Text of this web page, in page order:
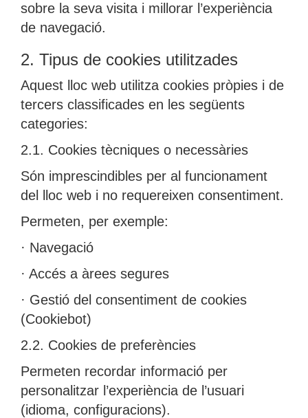
sobre la seva visita i millorar l’experiència
de navegació.
2. Tipus de cookies utilitzades
Aquest lloc web utilitza cookies pròpies i de
tercers classificades en les següents
categories:
2.1. Cookies tècniques o necessàries
Són imprescindibles per al funcionament
del lloc web i no requereixen consentiment.
Permeten, per exemple:
· Navegació
· Accés a àrees segures
· Gestió del consentiment de cookies
(Cookiebot)
2.2. Cookies de preferències
Permeten recordar informació per
personalitzar l’experiència de l’usuari
(idioma, configuracions).